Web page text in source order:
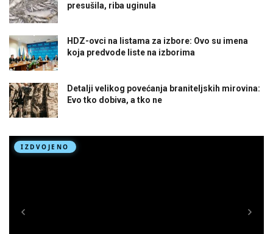
presušila, riba uginula
HDZ-ovci na listama za izbore: Ovo su imena
koja predvode liste na izborima
Detalji velikog povećanja braniteljskih mirovina:
Evo tko dobiva, a tko ne